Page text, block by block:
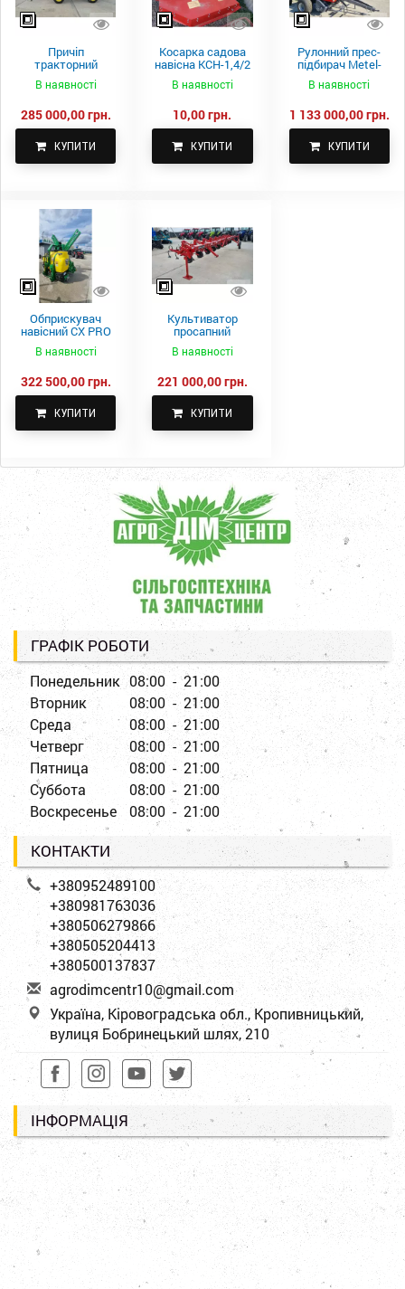
Причіп
тракторний
самоскидний
Spike 2 ПТС-4
В наявності
285 000,00 грн.
КУПИТИ
Косарка садова
навісна КСН-1,4/2
В наявності
10,00 грн.
КУПИТИ
Рулонний прес-
підбирач Metel-
Fach Z 587
В наявності
1 133 000,00 грн.
КУПИТИ
Обприскувач
навісний CX PRO
В наявності
322 500,00 грн.
КУПИТИ
Культиватор
просапний
КПН-5,6-05
В наявності
221 000,00 грн.
КУПИТИ
ГРАФІК РОБОТИ
Понедельник 08:00 - 21:00
Вторник
08:00 - 21:00
Среда
08:00 - 21:00
Четверг
08:00 - 21:00
Пятница
08:00 - 21:00
Суббота
08:00 - 21:00
Воскресенье
08:00 - 21:00
КОНТАКТИ
+380952489100
+380981763036
+380506279866
+380505204413
+380500137837
agrodimcentr10@gmail.com
Україна, Кіровоградська обл., Кропивницький,
вулиця Бобринецький шлях, 210
ІНФОРМАЦІЯ